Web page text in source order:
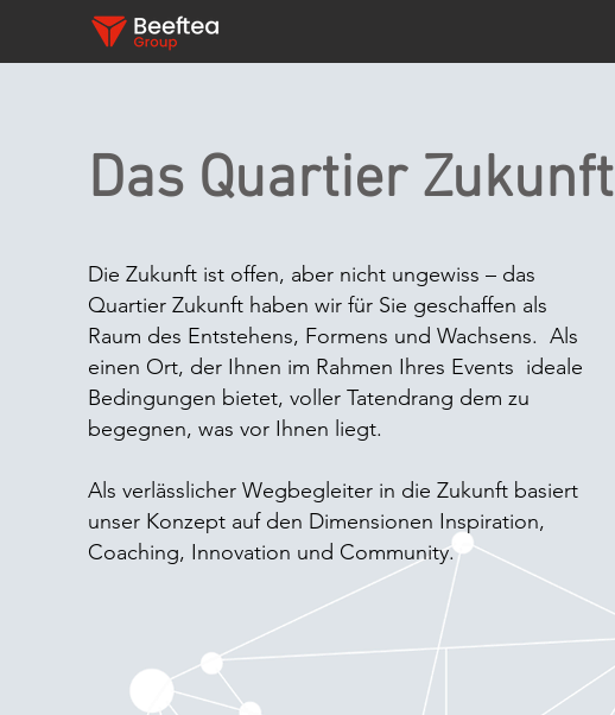
Das Quartier Zukunft
Die Zukunft ist offen, aber nicht ungewiss – das
Quartier Zukunft haben wir für Sie geschaffen als
Raum des Entstehens, Formens und Wachsens. Als
einen Ort, der Ihnen im Rahmen Ihres Events ideale
Bedingungen bietet, voller Tatendrang dem zu
begegnen, was vor Ihnen liegt.
Als verlässlicher Wegbegleiter in die Zukunft basiert
unser Konzept auf den Dimensionen Inspiration,
Coaching, Innovation und Community.